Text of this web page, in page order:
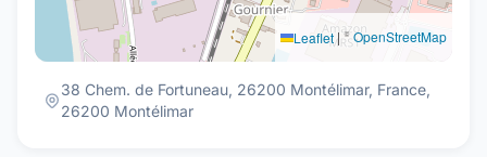
Leaflet|©OpenStreetMap
38 Chem. de Fortuneau, 26200 Montélimar, France,
26200 Montélimar